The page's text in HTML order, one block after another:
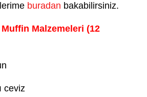
buradan bakabilirsiniz.
Muffin Malzemeleri (12
ceviz